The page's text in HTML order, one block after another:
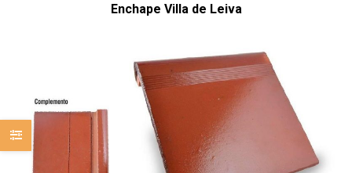
Enchape Villa de Leiva